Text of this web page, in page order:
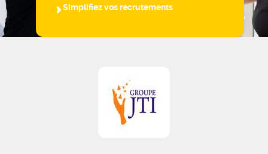
Simplifiez vos recrutements